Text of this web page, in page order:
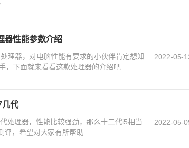
器性能参数介绍
理器，对电脑性能有要求的小伙伴肯定想知
，下面就来看看这款处理器的介绍吧
2022-05-
几代
处理器，性能比较强劲，那么十二代i5相当
评，希望对大家有所帮助
2022-05-